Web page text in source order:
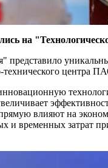
на
технического
влияют на
и временных затрат